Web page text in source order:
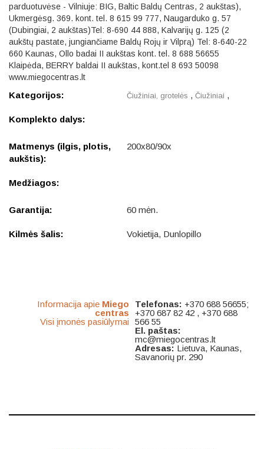
parduotuvėse - Vilniuje: BIG, Baltic Baldų Centras, 2 aukštas),
Ukmergėsg. 369. kont. tel. 8 615 99 777, Naugarduko g. 57
(Dubingiai, 2 aukštas)Tel: 8-690 44 888, Kalvarijų g. 125 (2
aukštų pastate, jungiančiame Baldų Rojų ir Vilprą) Tel: 8-640-22
660 Kaunas, Ollo badai II aukštas kont. tel. 8 688 56655
Klaipėda, BERRY baldai II aukštas, kont.tel 8 693 50098
www.miegocentras.lt
Kategorijos: Čiužiniai, grotelės , Čiužiniai ,
Komplekto dalys:
Matmenys (ilgis, plotis,
aukštis):
200x80/90x
Medžiagos:
Garantija: 60 mėn.
Kilmės šalis: Vokietija, Dunlopillo
Informacija apie Miego
centras
Visi įmonės pasiūlymai
Telefonas: +370 688 56655;
+370 687 82 42 , +370 688
566 55
El. paštas:
mc@miegocentras.lt
Adresas: Lietuva, Kaunas,
Savanorių pr. 290